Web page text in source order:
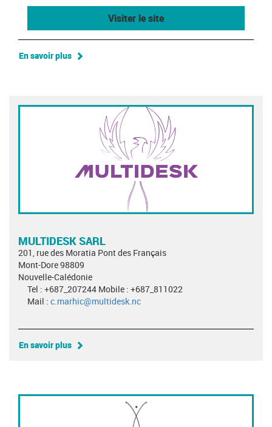
Visiter le site
En savoir plus
MULTIDESK SARL
201, rue des Moratia Pont des Français
Mont-Dore 98809
Nouvelle-Calédonie
Tel : +687_207244 Mobile : +687_811022
Mail : c.marhic@multidesk.nc
En savoir plus